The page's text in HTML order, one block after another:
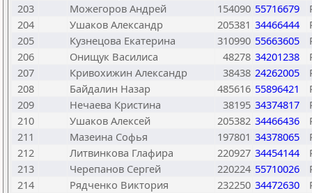
203
Можегоров Андрей 154090 55716679
204
Ушаков Александр 205381 34466444
205
Кузнецова Екатерина 310990 55663605
206
Онищук Василиса 48278 34201238
207
Кривохижин Александр 38438 24262005
208
Байдалин Назар 485616 55896421
209
Нечаева Кристина 38195 34374817
210
Ушаков Алексей 205382 34466436
211
Мазеина Софья 197801 34378065
212
Литвинкова Глафира 220927 34454144
213
Черепанов Сергей 220224 55710026
214
Рядченко Виктория 232250 34472630